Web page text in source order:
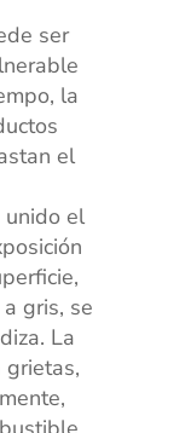
ser
la
el
el
gris, se
La
grietas,